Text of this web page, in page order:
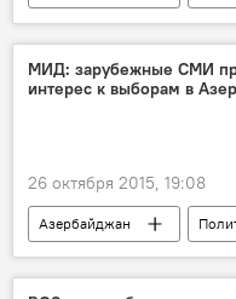
ЖИЗНЬ
Франция
Первая леди Азербайджана
Ректор Страсбургского
Сотрудничество
Французская высшая школа
МИД: зарубежные СМИ
интерес к выборам в
26 октября 2015, 19:08
Азербайджан